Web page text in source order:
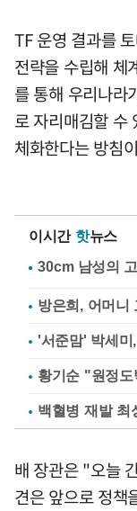
TF 운영 결과를
전략을 수립해 체
를 통해 우리나라
로 자리매김할 수
체화한다는 방침
이시간 핫뉴스
방은희, 어머니
'서준맘' 박세
황기순 "원정
백혈병 재발 최
배 장관은 "오늘
견은 앞으로 정책